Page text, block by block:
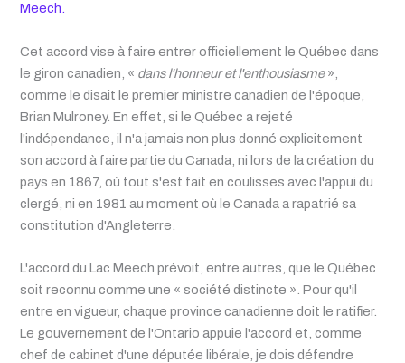
Meech.
Cet accord vise à faire entrer officiellement le Québec dans
le giron canadien, « dans l'honneur et l'enthousiasme»,
comme le disait le premier ministre canadien de l'époque,
Brian Mulroney. En effet, si le Québec a rejeté
l'indépendance, il n'a jamais non plus donné explicitement
son accord à faire partie du Canada, ni lors de la création du
pays en 1867, où tout s'est fait en coulisses avec l'appui du
clergé, ni en 1981 au moment où le Canada a rapatrié sa
constitution d'Angleterre.
L'accord du Lac Meech prévoit, entre autres, que le Québec
soit reconnu comme une « société distincte ». Pour qu'il
entre en vigueur, chaque province canadienne doit le ratifier.
Le gouvernement de l'Ontario appuie l'accord et, comme
chef de cabinet d'une députée libérale, je dois défendre